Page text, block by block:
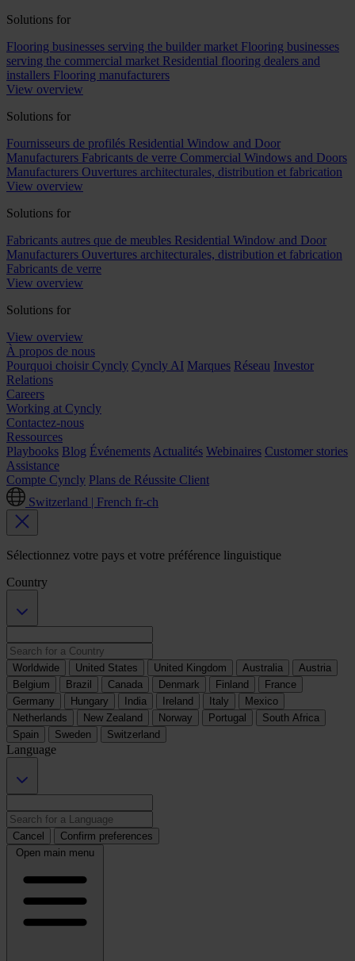
Solutions for
Flooring businesses serving the builder market Flooring businesses
serving the commercial market Residential flooring dealers and
installers Flooring manufacturers
View overview
Solutions for
Fournisseurs de profilés Residential Window and Door
Manufacturers Fabricants de verre Commercial Windows and Doors
Manufacturers Ouvertures architecturales, distribution et fabrication
View overview
Solutions for
Fabricants autres que de meubles Residential Window and Door
Manufacturers Ouvertures architecturales, distribution et fabrication
Fabricants de verre
View overview
Solutions for
View overview
À propos de nous
Pourquoi choisir Cyncly Cyncly AI Marques Réseau Investor
Relations
Careers
Working at Cyncly
Contactez-nous
Ressources
Playbooks Blog Événements Actualités Webinaires Customer stories
Assistance
Compte Cyncly Plans de Réussite Client
Switzerland | French fr-ch
Sélectionnez votre pays et votre préférence linguistique
Country
Worldwide United States United Kingdom Australia
Austria
Belgium
Brazil Canada Denmark Finland
France
Germany
Hungary India Ireland Italy
Mexico
Netherlands
New Zealand Norway Portugal
South Africa
Spain
Sweden Switzerland
Language
Cancel
Confirm preferences
Open main menu